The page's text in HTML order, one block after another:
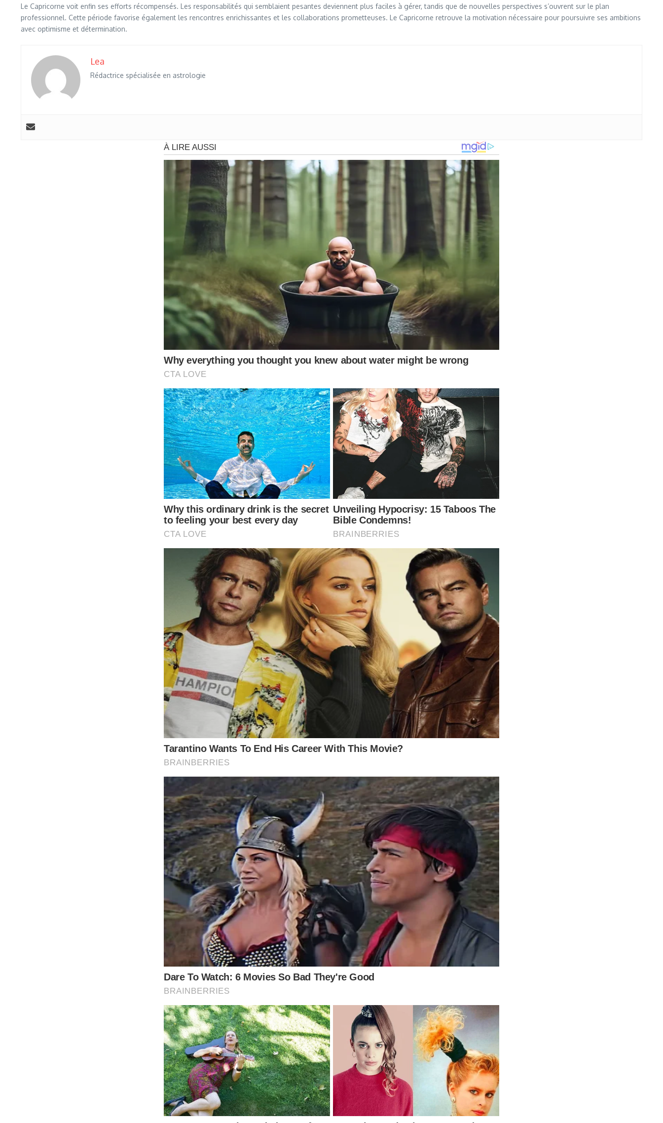
Le Capricorne voit enfin ses efforts récompensés. Les responsabilités qui semblaient pesantes deviennent plus faciles à gérer, tandis que de nouvelles perspectives s’ouvrent sur le plan
professionnel. Cette période favorise également les rencontres enrichissantes et les collaborations prometteuses. Le Capricorne retrouve la motivation nécessaire pour poursuivre ses ambitions
avec optimisme et détermination.
Lea
Rédactrice spécialisée en astrologie